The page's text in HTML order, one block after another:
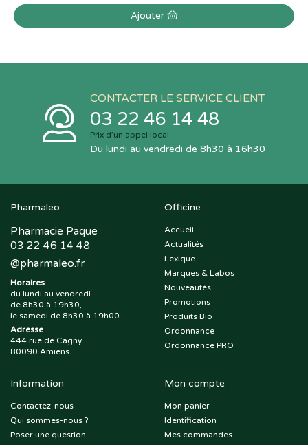
Ajouter
CONTACTER LE SERVICE CLIENT
03 22 46 14 48
Prix d’un appel local
Du lundi au vendredi de 8h30 à 16h30
Pharmaleo
Pharmacie Paque
03 22 46 14 48
@pharmaleo.fr
Horaires
du lundi au vendredi
de 8h30 à 19h30,
le samedi de 8h30 à 19h00
Adresse
444 rue de Cagny
80090 Amiens
Officine
Accueil
Actualités
Lexique
Marques & Labos
Nouveautés
Promotions
Produits Bio
Ordonnance
Ordonnance PRO
Information
Contactez-nous
Qui sommes-nous ?
Poser une question
Mon compte
Mon panier
Identification
Mes commandes